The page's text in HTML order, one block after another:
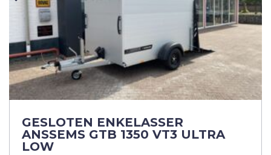
GESLOTEN ENKELASSER
ANSSEMS GTB 1350 VT3 ULTRA
LOW